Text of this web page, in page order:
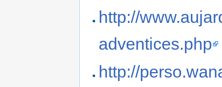
http://
adventices.php
http://